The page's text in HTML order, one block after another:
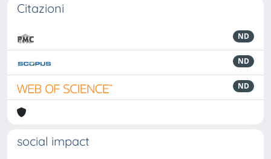
Citazioni
ND
ND
ND
social impact